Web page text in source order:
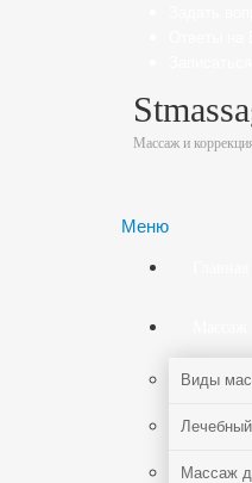
Массаж и
Меню
Виды
Массаж